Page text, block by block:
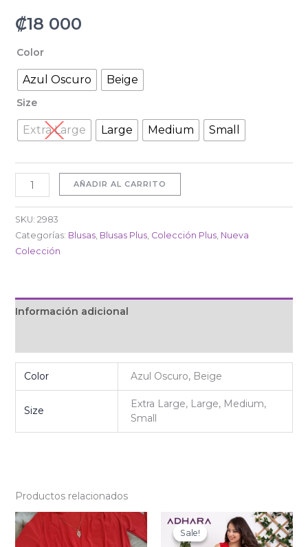
₡18 000
Color
Azul Oscuro Beige
Size
Extra Large Large Medium Small
AÑADIR AL CARRITO
SKU: 2983
Categorías: Blusas, Blusas Plus, Colección Plus, Nueva
Colección
Información adicional
Color Azul Oscuro, Beige
Size
Extra Large, Large, Medium,
Small
Productos relacionados
Sale!
Sale!
Original
price
was:
Current
price
is: